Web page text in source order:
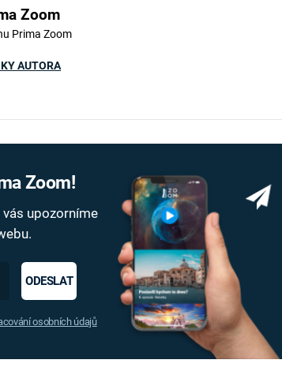
Zoom
Prima Zoom
AUTORA
Zoom!
vás upozorníme
ODESLAT
osobních údajů